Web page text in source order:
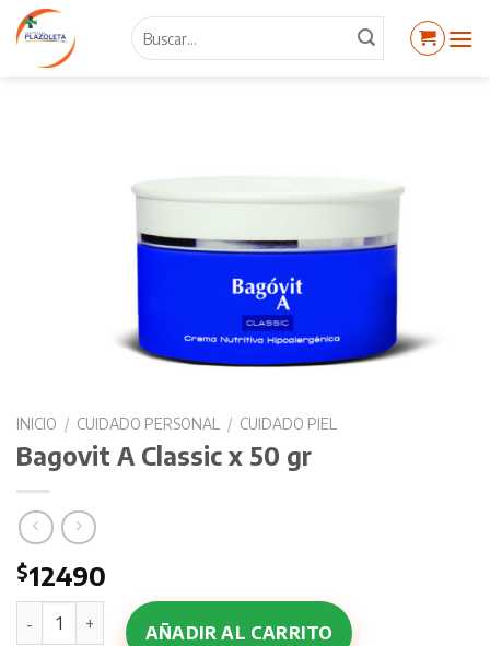
Skip
content
Buscar
por:
INICIO / CUIDADO PERSONAL / CUIDADO PIEL
Bagovit A Classic x 50 gr
$12490
Bagovit A Classic x 50 gr cantidad
AÑADIR AL CARRITO